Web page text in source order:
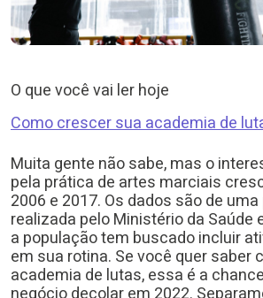
O que você vai ler hoje
Como crescer sua academia de
Muita gente não sabe, mas o
pela prática de artes marciais
2006 e 2017. Os dados são de
realizada pelo Ministério da Saúde
a população tem buscado incluir
em sua rotina. Se você quer saber
academia de lutas, essa é a